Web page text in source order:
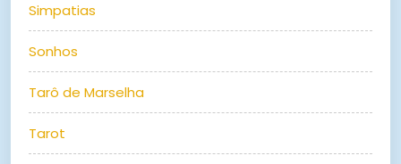
Simpatias
Sonhos
Tarô de Marselha
Tarot